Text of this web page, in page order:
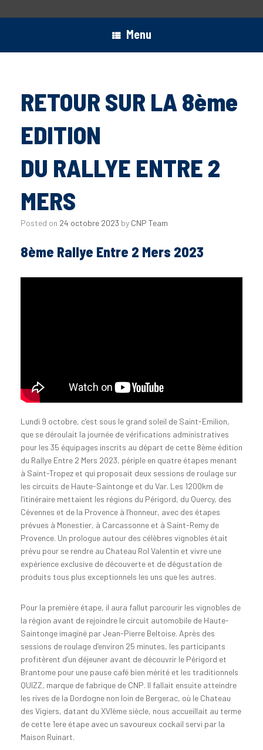
Menu
RETOUR SUR LA 8ème
EDITION
DU RALLYE ENTRE 2
MERS
Posted on 24 octobre 2023 by CNP Team
8ème Rallye Entre 2 Mers 2023
Lundi 9 octobre, c’est sous le grand soleil de Saint-Emilion,
que se déroulait la journée de vérifications administratives
pour les 35 équipages inscrits au départ de cette 8ème édition
du Rallye Entre 2 Mers 2023, périple en quatre étapes menant
à Saint-Tropez et qui proposait deux sessions de roulage sur
les circuits de Haute-Saintonge et du Var. Les 1200km de
l’itinéraire mettaient les régions du Périgord, du Quercy, des
Cévennes et de la Provence à l’honneur, avec des étapes
prévues à Monestier, à Carcassonne et à Saint-Remy de
Provence. Un prologue autour des célèbres vignobles était
prévu pour se rendre au Chateau Rol Valentin et vivre une
expérience exclusive de découverte et de dégustation de
produits tous plus exceptionnels les uns que les autres.
Pour la première étape, il aura fallut parcourir les vignobles de
la région avant de rejoindre le circuit automobile de Haute-
Saintonge imaginé par Jean-Pierre Beltoise. Après des
sessions de roulage d’environ 25 minutes, les participants
profitèrent d’un déjeuner avant de découvrir le Périgord et
Brantome pour une pause café bien mérité et les traditionnels
QUIZZ, marque de fabrique de CNP. Il fallait ensuite atteindre
les rives de la Dordogne non loin de Bergerac, où le Chateau
des Vigiers, datant du XVIème siècle, nous accueillait au terme
de cette 1ere étape avec un savoureux cockail servi par la
Maison Ruinart.